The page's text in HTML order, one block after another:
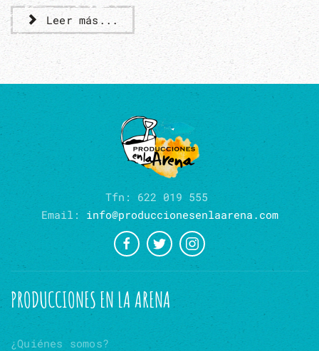
Leer más...
Tfn: 622 019 555
Email: info@produccionesenlaarena.com
PRODUCCIONES EN LA ARENA
¿Quiénes somos?